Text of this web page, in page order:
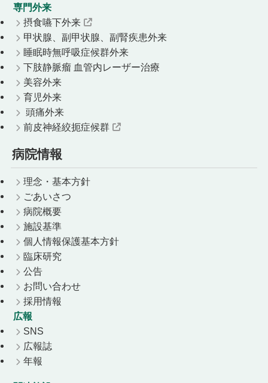
専門外来
摂食嚥下外来
甲状腺、副甲状腺、副腎疾患外来
睡眠時無呼吸症候群外来
下肢静脈瘤 血管内レーザー治療
美容外来
育児外来
頭痛外来
前皮神経絞扼症候群
病院情報
理念・基本方針
ごあいさつ
病院概要
施設基準
個人情報保護基本方針
臨床研究
公告
お問い合わせ
採用情報
広報
SNS
広報誌
年報